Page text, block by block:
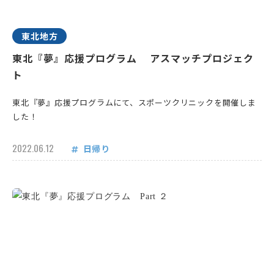
東北地方
東北『夢』応援プログラム アスマッチプロジェク
ト
東北『夢』応援プログラムにて、スポーツクリニックを開催しま
した！
2022.06.12 日帰り